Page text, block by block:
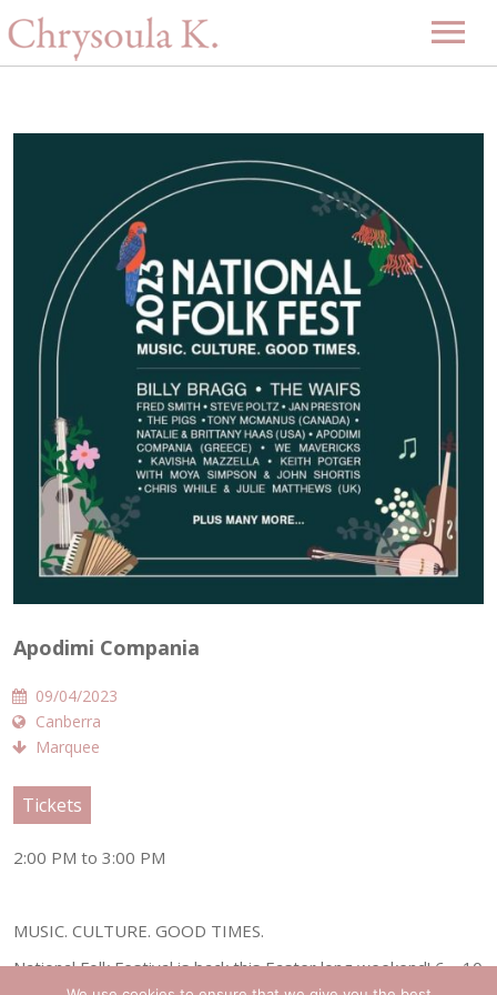
Βιογραφία
Μουσική
Δισκογραφία
Gallery
Εκδηλώσεις
Επερχόμενες εκδηλώσεις
Περασμένες εκδηλώσεις
Νέα
Επικοινωνία
-ENG-
Apodimi Compania
09/04/2023
Canberra
Marquee
Tickets
2:00 PM to 3:00 PM
MUSIC. CULTURE. GOOD TIMES.
National Folk Festival is back this Easter long weekend! 6 – 10